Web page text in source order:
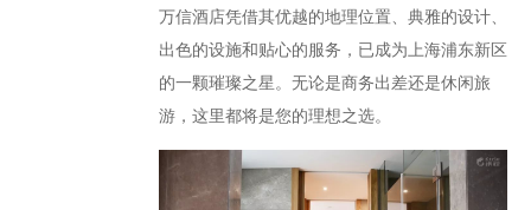
万信酒店凭借其优越的地理位置、典雅的设计、
出色的设施和贴心的服务，已成为上海浦东新区
的一颗璀璨之星。无论是商务出差还是休闲旅
游，这里都将是您的理想之选。